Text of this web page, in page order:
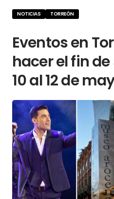
NOTICIAS TORREÓN
Eventos en
hacer el fin
10 al 12 de